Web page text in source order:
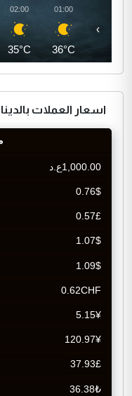
01:00
36°C
02:00
35°C
›
اسعار العملات